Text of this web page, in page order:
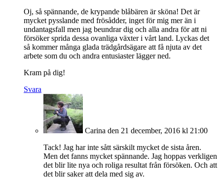
Oj, så spännande, de krypande blåbären är sköna! Det är
mycket pysslande med frösådder, inget för mig mer än i
undantagsfall men jag beundrar dig och alla andra för att ni
försöker sprida dessa ovanliga växter i vårt land. Lyckas det
så kommer många glada trädgårdsägare att få njuta av det
arbete som du och andra entusiaster lägger ned.
Kram på dig!
Svara
Carina den 21 december, 2016 kl 21:00
Tack! Jag har inte sått särskilt mycket de sista åren.
Men det fanns mycket spännande. Jag hoppas verkligen
det blir lite nya och roliga resultat från försöken. Och att
det blir saker att dela med sig av.